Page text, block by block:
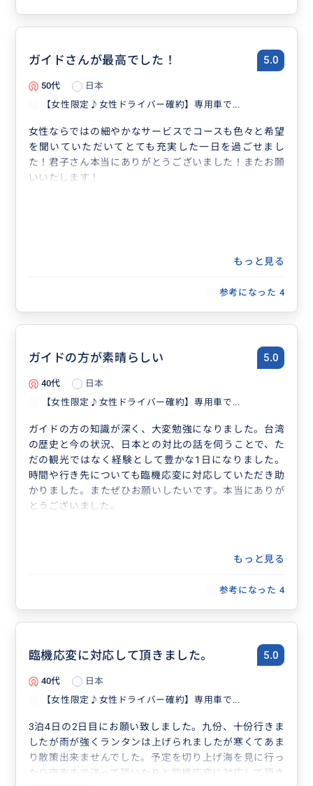
ガイドさんが最高でした！ 5.0
50代
日本
【女性限定♪女性ドライバー確約】専用車で...
女性ならではの細やかなサービスでコースも色々と希望
を聞いていただいてとても充実した一日を過ごせまし
た！君子さん本当にありがとうございました！またお願
いいたします！
もっと見る
参考になった 4
ガイドの方が素晴らしい 5.0
40代
日本
【女性限定♪女性ドライバー確約】専用車で...
ガイドの方の知識が深く、大変勉強になりました。台湾
の歴史と今の状況、日本との対比の話を伺うことで、た
だの観光ではなく経験として豊かな1日になりました。
時間や行き先についても臨機応変に対応していただき助
かりました。またぜひお願いしたいです。本当にありが
とうございました。
もっと見る
参考になった 4
臨機応変に対応して頂きました。 5.0
40代
日本
【女性限定♪女性ドライバー確約】専用車で...
3泊4日の2日目にお願い致しました。九份、十份行きま
したが雨が強くランタンは上げられましたが寒くてあま
り散策出来ませんでした。予定を切り上げ海を見に行っ
たり夜市まで送って頂いたりと臨機応変に対応して頂き